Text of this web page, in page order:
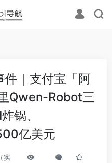
件｜支付宝「阿
Qwen-Robot三
锅、
亿美元
实